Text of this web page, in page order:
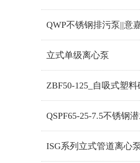
QWP不锈钢排污泵||意
立式单级离心泵
ZBF50-125_自吸式塑
QSPF65-25-7.5不锈钢
ISG系列立式管道离心